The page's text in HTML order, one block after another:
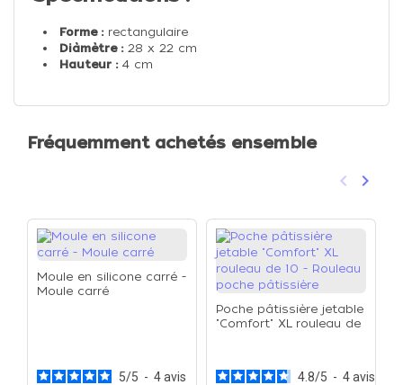
Forme :rectangulaire
Diàmètre :28 x 22 cm
Hauteur :4 cm
Fréquemment achetés ensemble
Précédent
keyboard_arrow_left keyboard_arrow_right
Moule en silicone carré -
Moule carré
5/5 - 4avis
Poche pâtissière jetable
"Comfort" XL rouleau de
4.8/5 - 4avis